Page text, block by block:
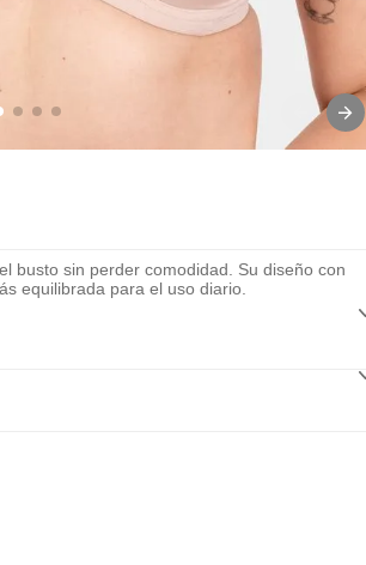
busto sin perder comodidad. Su diseño con
equilibrada para el uso diario.